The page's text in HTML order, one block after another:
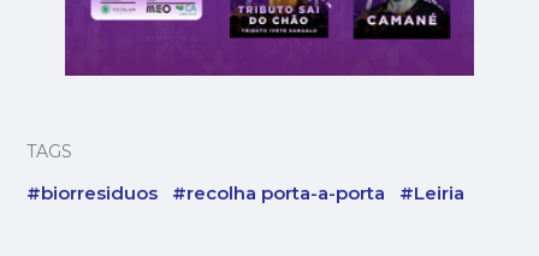
TAGS
#biorresiduos #recolha porta-a-porta #Leiria